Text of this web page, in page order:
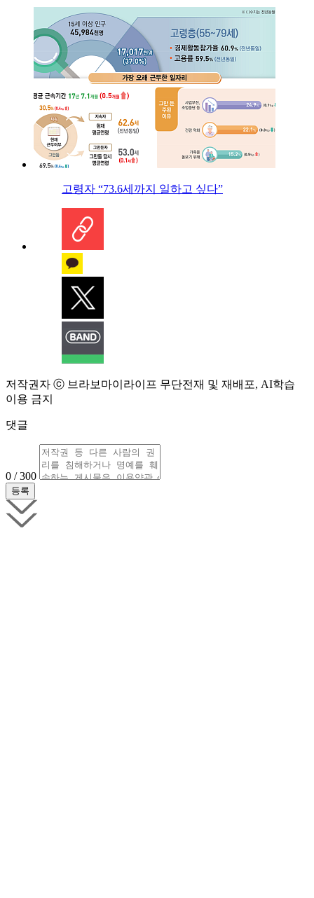
고령자 “73.6세까지 일하고 싶다”
저작권자 ⓒ 브라보마이라이프 무단전재 및 재배포, AI학습
이용 금지
댓글
0 / 300